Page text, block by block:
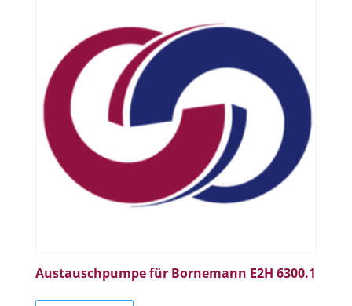
Austauschpumpe für Bornemann E2H 6300.1